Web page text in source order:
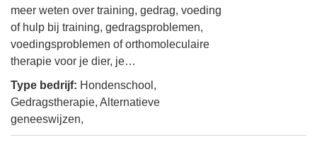
meer weten over training, gedrag, voeding
of hulp bij training, gedragsproblemen,
voedingsproblemen of orthomoleculaire
therapie voor je dier, je…
Type bedrijf: Hondenschool,
Gedragstherapie, Alternatieve
geneeswijzen,